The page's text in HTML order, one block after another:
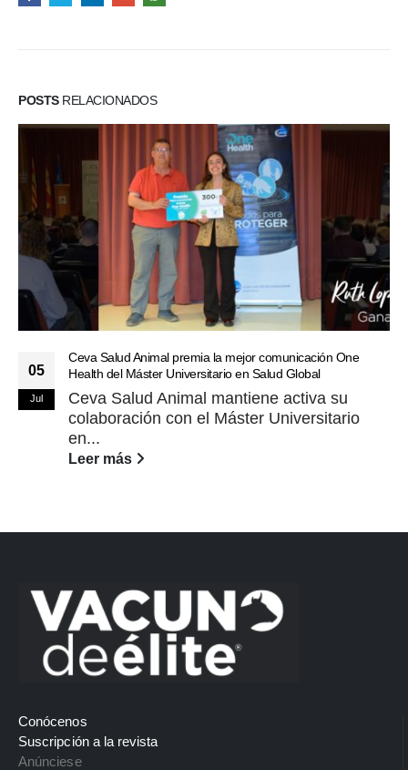
POSTSRELACIONADOS
05
Jul
Ceva Salud Animal premia la mejor comunicación One
Health del Máster Universitario en Salud Global
Ceva Salud Animal mantiene activa su
colaboración con el Máster Universitario
en...
Leer más
Conócenos
Suscripción a la revista
Anúnciese